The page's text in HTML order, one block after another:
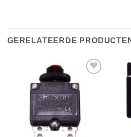
GERELATEERDE
Toevoegen
verlanglijst